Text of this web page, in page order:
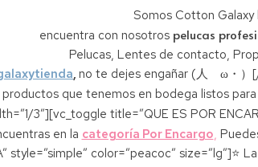
Somos Cotton
encuentra con nosotros pelucas
Pelucas, Lentes de contacto,
, no te dejes engañar (人ゝω・）
productos que tenemos en bodega listos
3″][vc_toggle title=”QUE ES POR
en la categoría Por Encargo,
style=”simple” color=”peacoc”